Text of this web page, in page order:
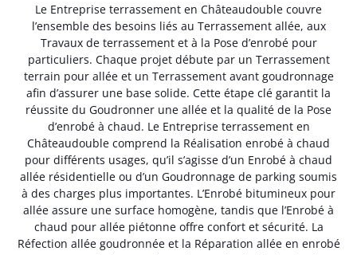
Le Entreprise terrassement en Châteaudouble couvre
l’ensemble des besoins liés au Terrassement allée, aux
Travaux de terrassement et à la Pose d’enrobé pour
particuliers. Chaque projet débute par un Terrassement
terrain pour allée et un Terrassement avant goudronnage
afin d’assurer une base solide. Cette étape clé garantit la
réussite du Goudronner une allée et la qualité de la Pose
d’enrobé à chaud. Le Entreprise terrassement en
Châteaudouble comprend la Réalisation enrobé à chaud
pour différents usages, qu’il s’agisse d’un Enrobé à chaud
allée résidentielle ou d’un Goudronnage de parking soumis
à des charges plus importantes. L’Enrobé bitumineux pour
allée assure une surface homogène, tandis que l’Enrobé à
chaud pour allée piétonne offre confort et sécurité. La
Réfection allée goudronnée et la Réparation allée en enrobé